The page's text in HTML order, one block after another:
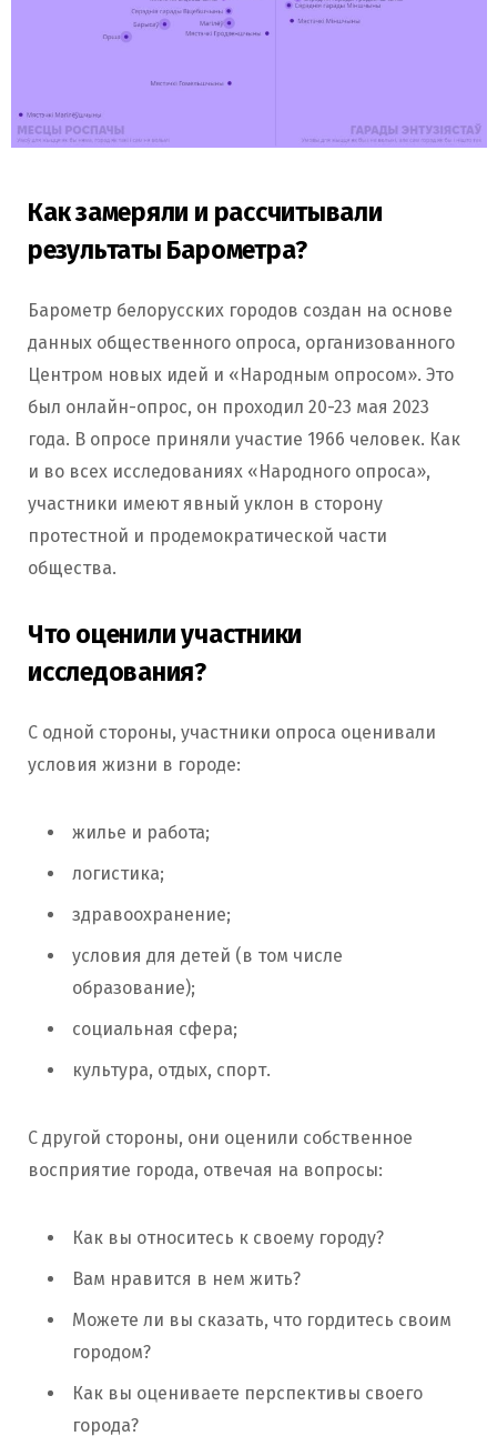
Как замеряли и рассчитывали
результаты Барометра?
Барометр белорусских городов создан на основе
данных общественного опроса, организованного
Центром новых идей и «Народным опросом». Это
был онлайн-опрос, он проходил 20-23 мая 2023
года. В опросе приняли участие 1966 человек. Как
и во всех исследованиях «Народного опроса»,
участники имеют явный уклон в сторону
протестной и продемократической части
общества.
Что оценили участники
исследования?
С одной стороны, участники опроса оценивали
условия жизни в городе:
жилье и работа;
логистика;
здравоохранение;
условия для детей (в том числе
образование);
социальная сфера;
культура, отдых, спорт.
С другой стороны, они оценили собственное
восприятие города, отвечая на вопросы:
Как вы относитесь к своему городу?
Вам нравится в нем жить?
Можете ли вы сказать, что гордитесь своим
городом?
Как вы оцениваете перспективы своего
города?